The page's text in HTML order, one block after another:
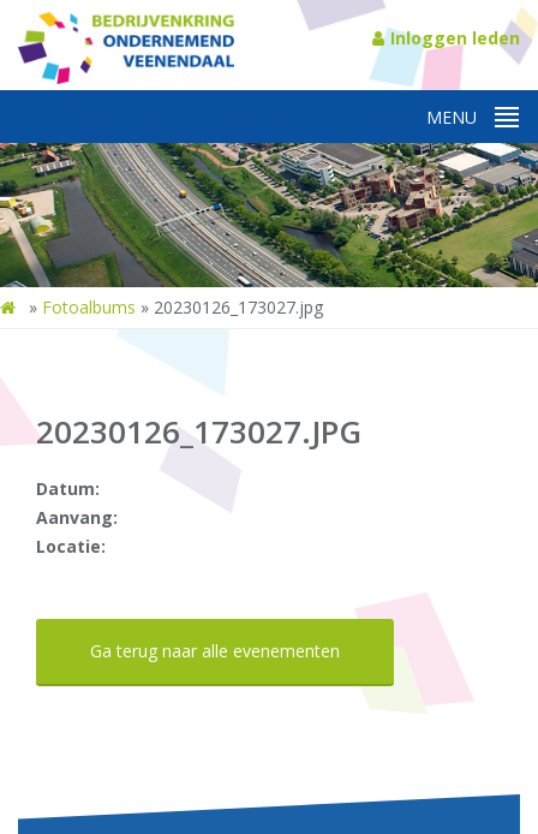
Inloggen leden
» Fotoalbums » 20230126_173027.jpg
20230126_173027.JPG
Datum:
Aanvang:
Locatie:
Ga terug naar alle evenementen